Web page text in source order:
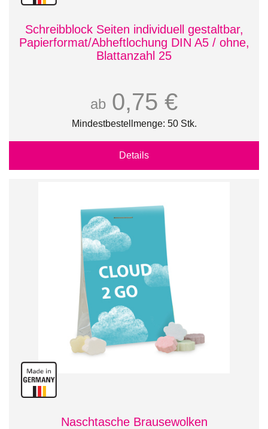
Schreibblock Seiten individuell gestaltbar,
Papierformat/Abheftlochung DIN A5 / ohne,
Blattanzahl 25
ab 0,75 €
Mindestbestellmenge: 50 Stk.
Details
Naschtasche Brausewolken